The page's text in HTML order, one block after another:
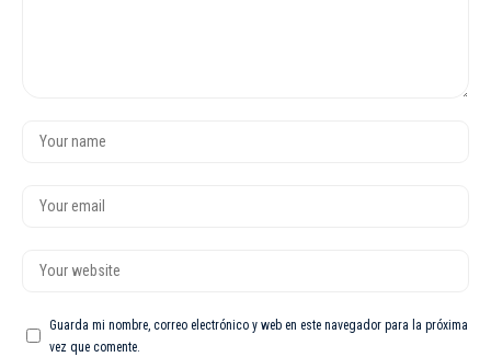
Guarda mi nombre, correo electrónico y web en este navegador para la próxima
vez que comente.